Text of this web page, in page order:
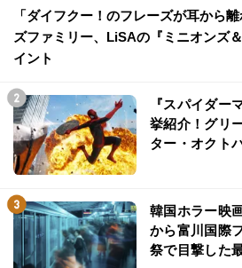
「ダイフクー！のフレーズが耳から
ズファミリー、LiSAの『ミニオンズ
イント
『スパイダー
挙紹介！グリ
ター・オクト
韓国ホラー映
から富川国際
祭で目撃した